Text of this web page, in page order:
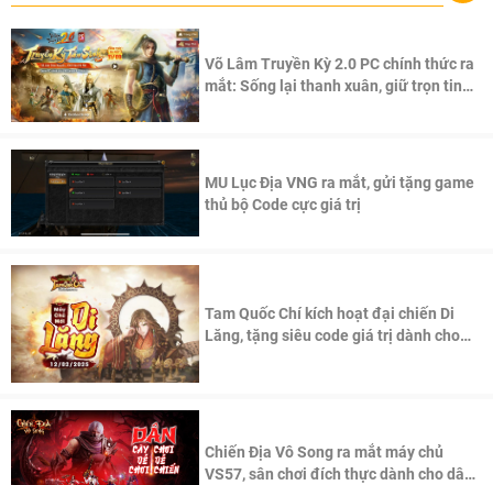
Võ Lâm Truyền Kỳ 2.0 PC chính thức ra
mắt: Sống lại thanh xuân, giữ trọn tinh
MU Lục Địa VNG ra mắt, gửi tặng game
thủ bộ Code cực giá trị
Tam Quốc Chí kích hoạt đại chiến Di
Lăng, tặng siêu code giá trị dành cho
Chiến Địa Vô Song ra mắt máy chủ
VS57, sân chơi đích thực dành cho dân